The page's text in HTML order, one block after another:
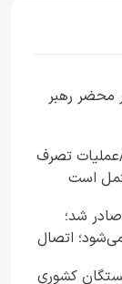
محضر رهبر
تصرف
است
صادر شد؛
اتصال
بازنشستگان کشوری